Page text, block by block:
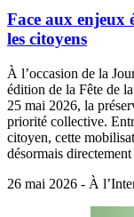
Face aux enjeux
les citoyens
À l’occasion de la
édition de la Fête de
25 mai 2026, la
priorité collective.
citoyen, cette
désormais
26 mai 2026 - À